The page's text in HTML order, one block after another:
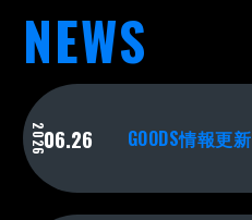
NEWS
202606.26 GOODS情報更新